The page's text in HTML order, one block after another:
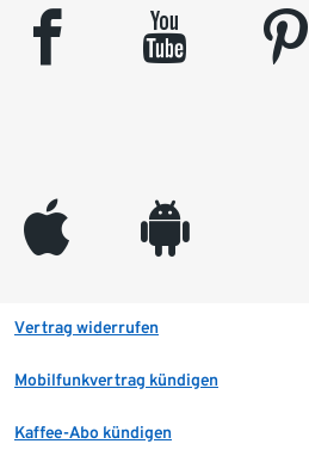
facebook youtube pinterest
appleinc android
Vertrag widerrufen
Mobilfunkvertrag kündigen
Kaffee-Abo kündigen